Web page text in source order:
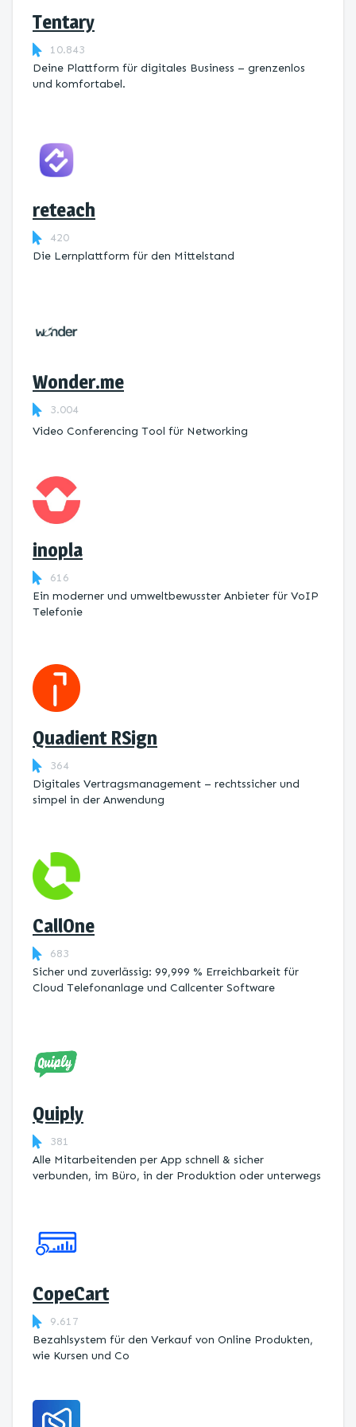
Tentary
10.843
Deine Plattform für digitales Business – grenzenlos
und komfortabel.
reteach
420
Die Lernplattform ​für den Mittelstand
Wonder.me
3.004
Video Conferencing Tool für Networking
inopla
616
Ein moderner und umweltbewusster Anbieter für VoIP
Telefonie
Quadient RSign
364
Digitales Vertragsmanagement – rechtssicher und
simpel in der Anwendung
CallOne
683
Sicher und zuverlässig: 99,999 % Erreichbarkeit für
Cloud Telefonanlage und Callcenter Software
Quiply
381
Alle Mitarbeitenden per App schnell & sicher
verbunden, im Büro, in der Produktion oder unterwegs
CopeCart
9.617
Bezahlsystem für den Verkauf von Online Produkten,
wie Kursen und Co